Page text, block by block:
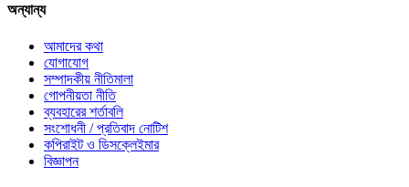
অন্যান্য
আমাদের কথা
যোগাযোগ
সম্পাদকীয় নীতিমালা
গোপনীয়তা নীতি
ব্যবহারের শর্তাবলি
সংশোধনী / প্রতিবাদ নোটিশ
কপিরাইট ও ডিসক্লেইমার
বিজ্ঞাপন